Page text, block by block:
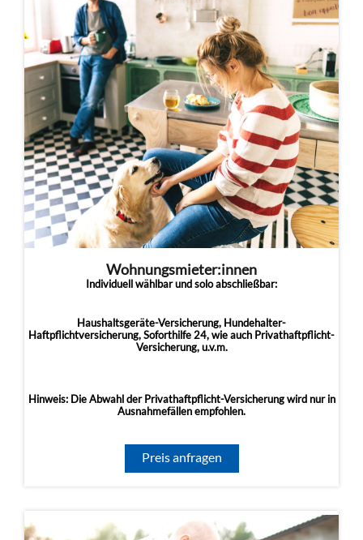
Wohnungsmieter:innen
Individuell wählbar und solo abschließbar:
Haushaltsgeräte-Versicherung, Hundehalter-
Haftpflichtversicherung, Soforthilfe 24, wie auch Privathaftpflicht-
Versicherung, u.v.m.
Hinweis: Die Abwahl der Privathaftpflicht-Versicherung wird nur in
Ausnahmefällen empfohlen.
Preis anfragen